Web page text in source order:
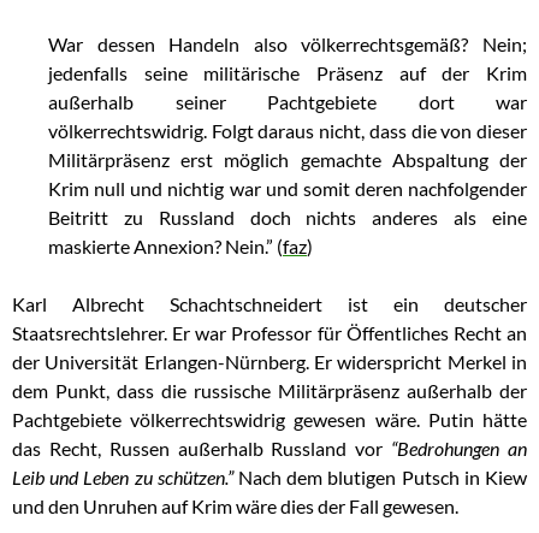
War dessen Handeln also völkerrechtsgemäß? Nein;
jedenfalls seine militärische Präsenz auf der Krim
außerhalb seiner Pachtgebiete dort war
völkerrechtswidrig. Folgt daraus nicht, dass die von dieser
Militärpräsenz erst möglich gemachte Abspaltung der
Krim null und nichtig war und somit deren nachfolgender
Beitritt zu Russland doch nichts anderes als eine
maskierte Annexion? Nein.” (faz)
Karl Albrecht Schachtschneidert ist ein deutscher
Staatsrechtslehrer. Er war Professor für Öffentliches Recht an
der Universität Erlangen-Nürnberg. Er widerspricht Merkel in
dem Punkt, dass die russische Militärpräsenz außerhalb der
Pachtgebiete völkerrechtswidrig gewesen wäre. Putin hätte
das Recht, Russen außerhalb Russland vor “Bedrohungen an
Leib und Leben zu schützen.”Nach dem blutigen Putsch in Kiew
und den Unruhen auf Krim wäre dies der Fall gewesen.